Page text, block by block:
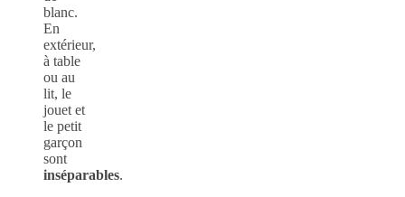
blanc.
En
extérieur,
à table
ou au
lit, le
jouet et
le petit
garçon
sont
inséparables.